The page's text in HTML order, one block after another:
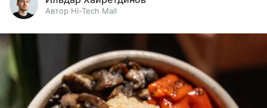
Автор Hi-Tech Mail